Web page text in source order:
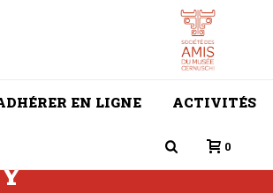
EN LIGNE ACTIVITÉS
0